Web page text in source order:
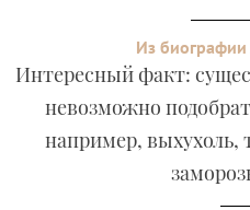
Из
Интересный факт:
невозможно
например, выхухоль,